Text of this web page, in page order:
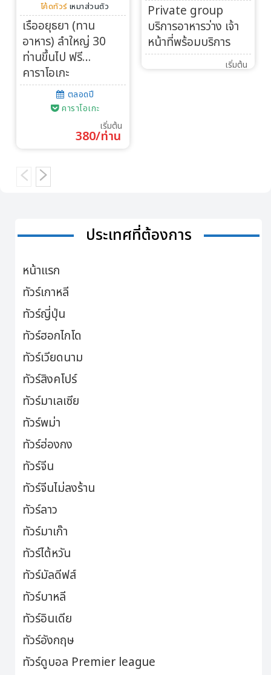
โค้ดทัวร์ เหมาส่วนตัว
เรืออยุธยา (ทาน
อาหาร) ลำใหญ่ 30
ท่านขึ้นไป ฟรี…
คาราโอเกะ
ตลอดปี
คาราโอเกะ
เริ่มต้น
380/ท่าน
Private group
บริการอาหารว่าง เจ้า
หน้าที่พร้อมบริการ
เริ่มต้น
ประเทศที่ต้องการ
หน้าแรก
ทัวร์เกาหลี
ทัวร์ญี่ปุ่น
ทัวร์ฮอกไกโด
ทัวร์เวียดนาม
ทัวร์สิงคโปร์
ทัวร์มาเลเซีย
ทัวร์พม่า
ทัวร์ฮ่องกง
ทัวร์จีน
ทัวร์จีนไม่ลงร้าน
ทัวร์ลาว
ทัวร์มาเก๊า
ทัวร์ไต้หวัน
ทัวร์มัลดีฟส์
ทัวร์บาหลี
ทัวร์อินเดีย
ทัวร์อังกฤษ
ทัวร์ดูบอล Premier league